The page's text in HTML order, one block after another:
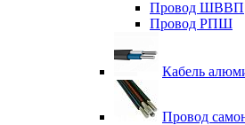
Провод ШВВП
Провод РПШ
Кабель
Провод